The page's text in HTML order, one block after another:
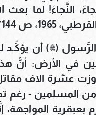
النَّجاءَ! لما بعث
1965، ص 14/144).
(ﷺ) أن يؤكِّـد
في الأرض: أنَّ
عشرة الاف
من المسلمين - رغم
بعبقرية المواجهة،